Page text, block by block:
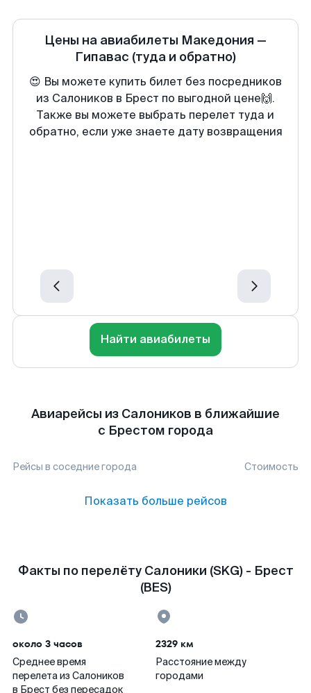
Цены на авиабилеты Македония —
Гипавас (туда и обратно)
😍 Вы можете купить билет без посредников
из Салоников в Брест по выгодной цене🙌.
Также вы можете выбрать перелет туда и
обратно, если уже знаете дату возвращения
Найти авиабилеты
Авиарейсы из Салоников в ближайшие
с Брестом города
Рейсы в соседние города Стоимость
Показать больше рейсов
Факты по перелёту Салоники (SKG) - Брест
(BES)
около 3 часов
Среднее время
перелета из Салоников
в Брест без пересадок
2329 км
Расстояние между
городами